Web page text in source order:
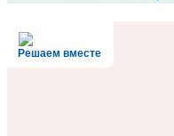
Решаем вместе